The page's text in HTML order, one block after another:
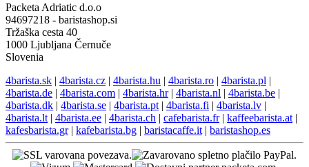
Packeta Adriatic d.o.o
94697218 - baristashop.si
Tržaška cesta 40
1000 Ljubljana Černuče
Slovenia
4barista.sk | 4barista.cz | 4barista.hu | 4barista.ro | 4barista.pl |
4barista.de | 4barista.com | 4barista.hr| 4barista.nl | 4barista.be |
4barista.dk | 4barista.se | 4barista.pt | 4barista.fi | 4barista.lv |
4barista.lt | 4barista.ee | 4barista.ch | cafebarista.fr| kaffeebarista.at |
kafesbarista.gr| kafebarista.bg | baristacaffe.it | baristashop.es